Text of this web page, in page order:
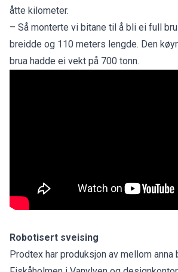
åtte kilometer.
– Så monterte vi bitane til å bli ei full
breidde og 110 meters lengde. Den
brua hadde ei vekt på 700 tonn.
Robotisert sveising
Prodtex har produksjon av mellom anna